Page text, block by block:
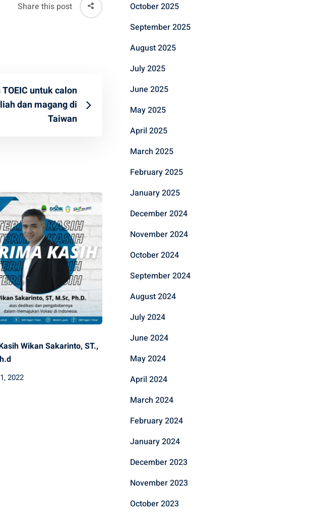
Share this post
untuk calon
dan magang di
Taiwan
Wikan Sakarinto, ST.,
2022
October 2025
September 2025
August 2025
July 2025
June 2025
May 2025
April 2025
March 2025
February 2025
January 2025
December 2024
November 2024
October 2024
September 2024
August 2024
July 2024
June 2024
May 2024
April 2024
March 2024
February 2024
January 2024
December 2023
November 2023
October 2023